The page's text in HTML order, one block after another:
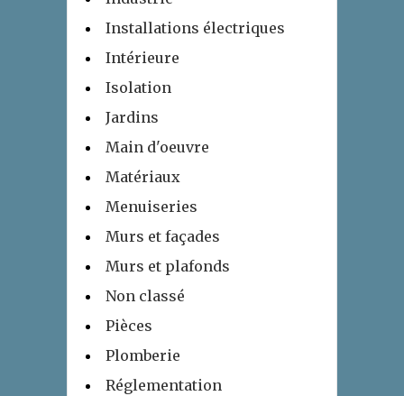
Installations électriques
Intérieure
Isolation
Jardins
Main d'oeuvre
Matériaux
Menuiseries
Murs et façades
Murs et plafonds
Non classé
Pièces
Plomberie
Réglementation